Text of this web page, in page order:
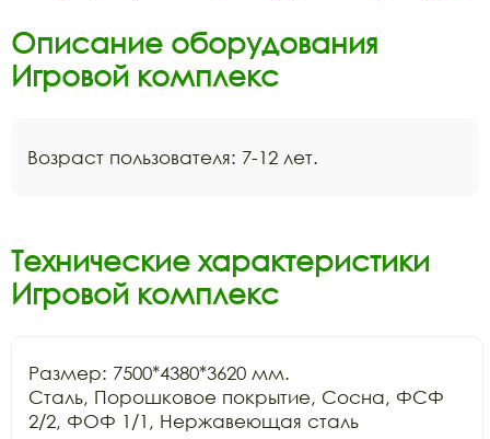
Описание оборудования
Игровой комплекс
Возраст пользователя: 7-12 лет.
Технические характеристики
Игровой комплекс
Размер: 7500*4380*3620 мм.
Сталь, Порошковое покрытие, Сосна, ФСФ
2/2, ФОФ 1/1, Нержавеющая сталь